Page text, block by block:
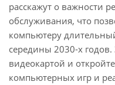
расскажут о важности
обслуживания, что
компьютеру
середины 2030-х
видеокартой и
компьютерных игр и